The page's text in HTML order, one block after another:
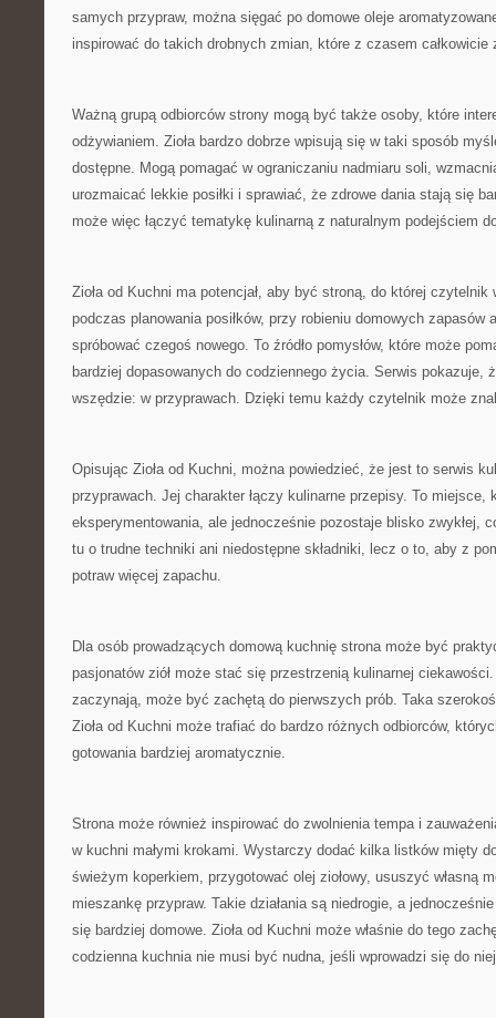
samych przypraw, można sięgać po domowe oleje
inspirować do takich drobnych zmian, które z czasem całkowicie
Ważną grupą odbiorców strony mogą być także osoby, które
odżywianiem. Zioła bardzo dobrze wpisują się w taki sposób
dostępne. Mogą pomagać w ograniczaniu nadmiaru soli,
urozmaicać lekkie posiłki i sprawiać, że zdrowe dania stają się
może więc łączyć tematykę kulinarną z naturalnym podejściem
Zioła od Kuchni ma potencjał, aby być stroną, do której czytelnik
podczas planowania posiłków, przy robieniu domowych zapasów
spróbować czegoś nowego. To źródło pomysłów, które może
bardziej dopasowanych do codziennego życia. Serwis pokazuje,
wszędzie: w przyprawach. Dzięki temu każdy czytelnik może
Opisując Zioła od Kuchni, można powiedzieć, że jest to serwis
przyprawach. Jej charakter łączy kulinarne przepisy. To miejsce,
eksperymentowania, ale jednocześnie pozostaje blisko zwykłej,
tu o trudne techniki ani niedostępne składniki, lecz o to, aby z
potraw więcej zapachu.
Dla osób prowadzących domową kuchnię strona może być
pasjonatów ziół może stać się przestrzenią kulinarnej
zaczynają, może być zachętą do pierwszych prób. Taka
Zioła od Kuchni może trafiać do bardzo różnych odbiorców,
gotowania bardziej aromatycznie.
Strona może również inspirować do zwolnienia tempa i
w kuchni małymi krokami. Wystarczy dodać kilka listków mięty
świeżym koperkiem, przygotować olej ziołowy, ususzyć własną
mieszankę przypraw. Takie działania są niedrogie, a
się bardziej domowe. Zioła od Kuchni może właśnie do tego
codzienna kuchnia nie musi być nudna, jeśli wprowadzi się do